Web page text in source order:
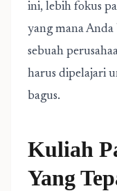
ini, lebih fokus
yang mana
sebuah
harus dipelajari
bagus.
Kuliah
Yang